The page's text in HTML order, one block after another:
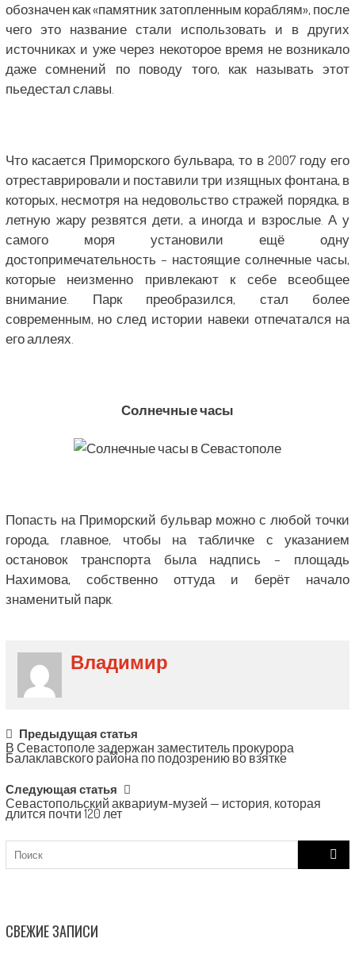
обозначен как «памятник затопленным кораблям», после
чего это название стали использовать и в других
источниках и уже через некоторое время не возникало
даже сомнений по поводу того, как называть этот
пьедестал славы.
Что касается Приморского бульвара, то в 2007 году его
отреставрировали и поставили три изящных фонтана, в
которых, несмотря на недовольство стражей порядка, в
летную жару резвятся дети, а иногда и взрослые. А у
самого моря установили ещё одну
достопримечательность – настоящие солнечные часы,
которые неизменно привлекают к себе всеобщее
внимание. Парк преобразился, стал более
современным, но след истории навеки отпечатался на
его аллеях.
Солнечные часы
Попасть на Приморский бульвар можно с любой точки
города, главное, чтобы на табличке с указанием
остановок транспорта была надпись – площадь
Нахимова, собственно оттуда и берёт начало
знаменитый парк.
Владимир
Post
navigation
Предыдущая статья
В Севастополе задержан заместитель прокурора
Балаклавского района по подозрению во взятке
Следующая статья
Севастопольский аквариум-музей — история, которая
длится почти 120 лет
Search
СВЕЖИЕ ЗАПИСИ